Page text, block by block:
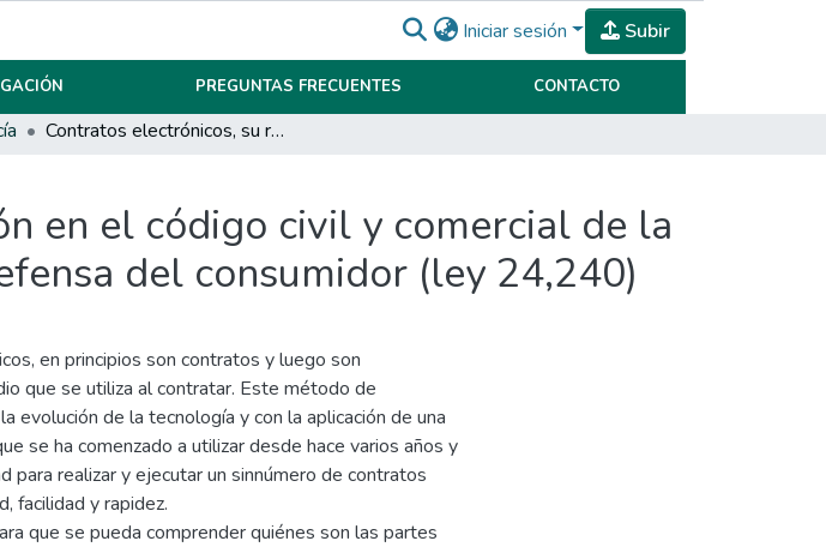
Iniciar sesión Subir
PREGUNTAS FRECUENTES CONTACTO
Contratos electrónicos, su regulación en el código civil y comercial de la nación (ley 26,994) y en la ley de defensa del consumidor (ley 24,240)
en el código civil y comercial de la
del consumidor (ley 24,240)
en principios son contratos y luego son
que se utiliza al contratar. Este método de
evolución de la tecnología y con la aplicación de una
se ha comenzado a utilizar desde hace varios años y
para realizar y ejecutar un sinnúmero de contratos
facilidad y rapidez.
que se pueda comprender quiénes son las partes